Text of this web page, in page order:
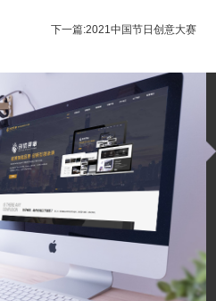
下一篇:2021中国节日创意大赛